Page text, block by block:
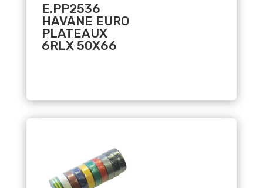
E.PP2536
HAVANE EURO
PLATEAUX
6RLX 50X66